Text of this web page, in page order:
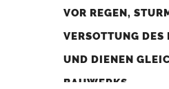
VOR REGEN,
VERSOTTUNG
UND DIENEN
BAUWERKS.